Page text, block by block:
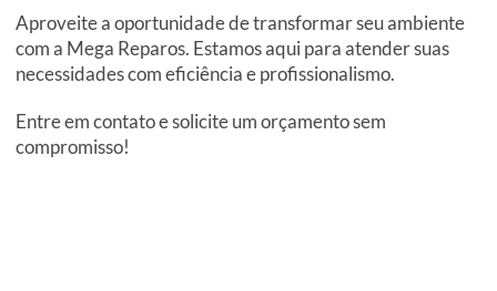
Aproveite a oportunidade de transformar seu ambiente
com a Mega Reparos. Estamos aqui para atender suas
necessidades com eficiência e profissionalismo.
Entre em contato e solicite um orçamento sem
compromisso!